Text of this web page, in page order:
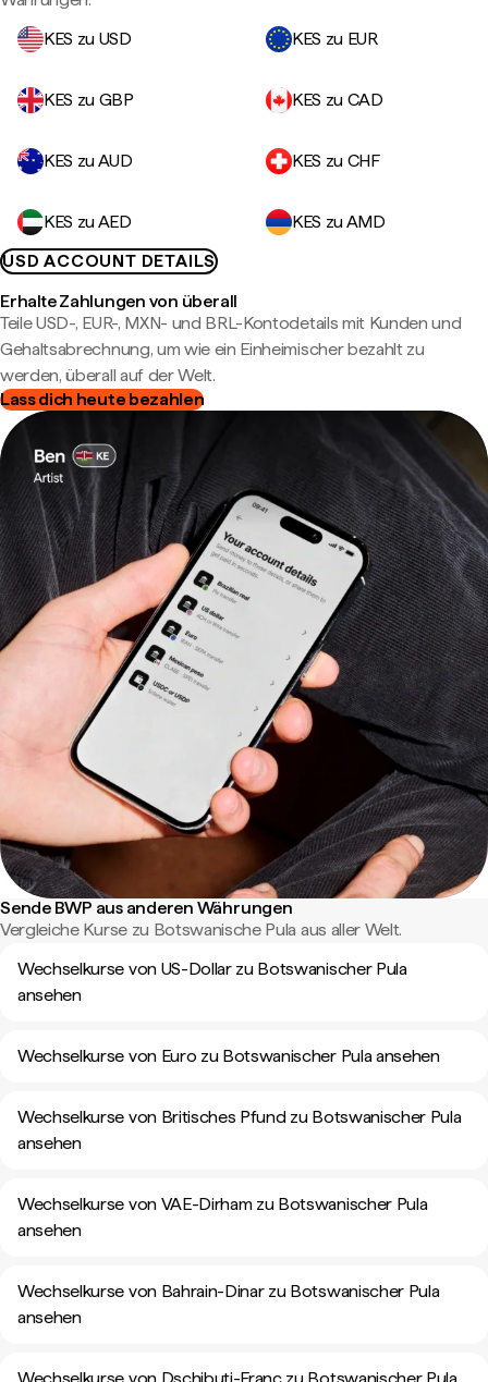
KES zu USD
KES zu EUR
KES zu GBP KES zu CAD
KES zu AUD KES zu CHF
KES zu AED
KES zu AMD
USD ACCOUNT DETAILS
Erhalte Zahlungen von überall
Teile USD-, EUR-, MXN- und BRL-Kontodetails mit Kunden und
Gehaltsabrechnung, um wie ein Einheimischer bezahlt zu
werden, überall auf der Welt.
Lass dich heute bezahlen
Sende BWP aus anderen Währungen
Vergleiche Kurse zu Botswanische Pula aus aller Welt.
Wechselkurse von US-Dollar zu Botswanischer Pula
ansehen
Wechselkurse von Euro zu Botswanischer Pula ansehen
Wechselkurse von Britisches Pfund zu Botswanischer Pula
ansehen
Wechselkurse von VAE-Dirham zu Botswanischer Pula
ansehen
Wechselkurse von Bahrain-Dinar zu Botswanischer Pula
ansehen